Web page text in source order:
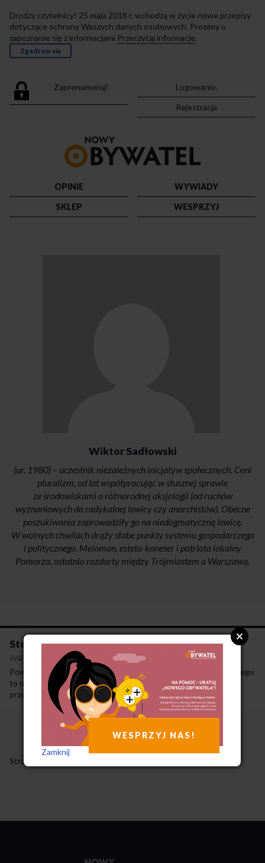
Drodzy czytelnicy! 25 maja 2018 r. wchodzą w życie nowe przepisy
dotyczące ochrony Waszych danych osobowych. Prosimy o
zapoznanie się z informacjami Przeczytaj informacje.
Zgadzam się
Zaprenumeruj!
Logowanie.
Rejestracja
strony
OPINIE
WYWIADY
SKLEP
WESPRZYJ
Wiktor Sadłowski
(ur. 1980) – uczestnik niezależnych inicjatyw społecznych. Ceni
pluralizm, od lat współpracując w słusznej sprawie
ze środowiskami o różnorodnej aksjologii (od ruchów
wyznaniowych do radykalnej lewicy czy anarchistów). Obecne
poszukiwania zaprowadziły go na niedogmatyczną lewicę.
W wolnych chwilach drąży słabe punkty systemu gospodarczego
i politycznego. Meloman, esteta-koneser i patriota lokalny
Pomorza, ostatnio rozdarty między Trójmiastem a Warszawą.
Stokłosa, JOW-y i smród
Wiktor Sadłowski·15-2-2011
Powrót Henryka Stokłosy do Senatu i zmiany kodeksu wyborczego
to nie „wypadki przy pracy”, lecz symptomy tendencji
przybierających na sile co najmniej od trzydziestolecia.
Strony
WESPRZYJ NAS!
Zamknij